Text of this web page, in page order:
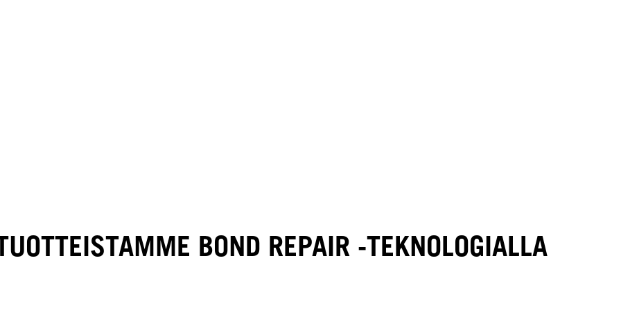
BOND REPAIR -TEKNOLOGIALLA